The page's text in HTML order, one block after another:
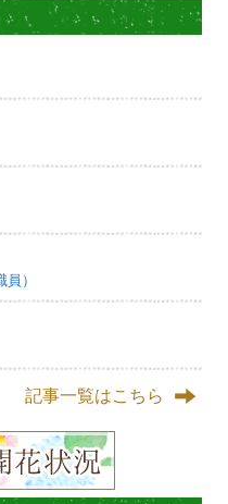
）
記事一覧はこちら